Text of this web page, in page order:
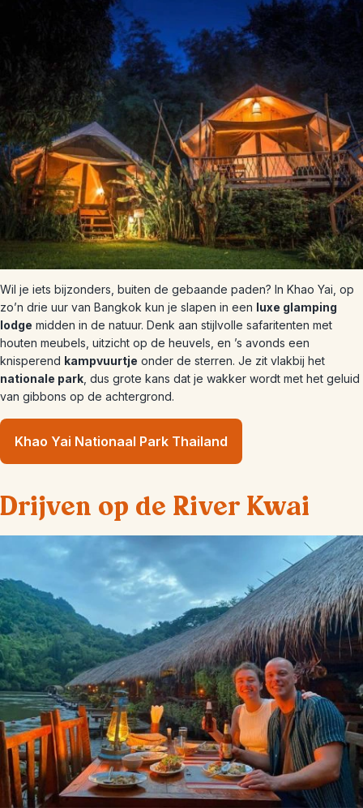
Wil je iets bijzonders, buiten de gebaande paden? In Khao Yai, op
zo’n drie uur van Bangkok kun je slapen in een luxe glamping
lodge midden in de natuur. Denk aan stijlvolle safaritenten met
houten meubels, uitzicht op de heuvels, en ’s avonds een
knisperend kampvuurtje onder de sterren. Je zit vlakbij het
nationale park , dus grote kans dat je wakker wordt met het geluid
van gibbons op de achtergrond.
Khao Yai Nationaal Park Thailand
Drijven op de River Kwai